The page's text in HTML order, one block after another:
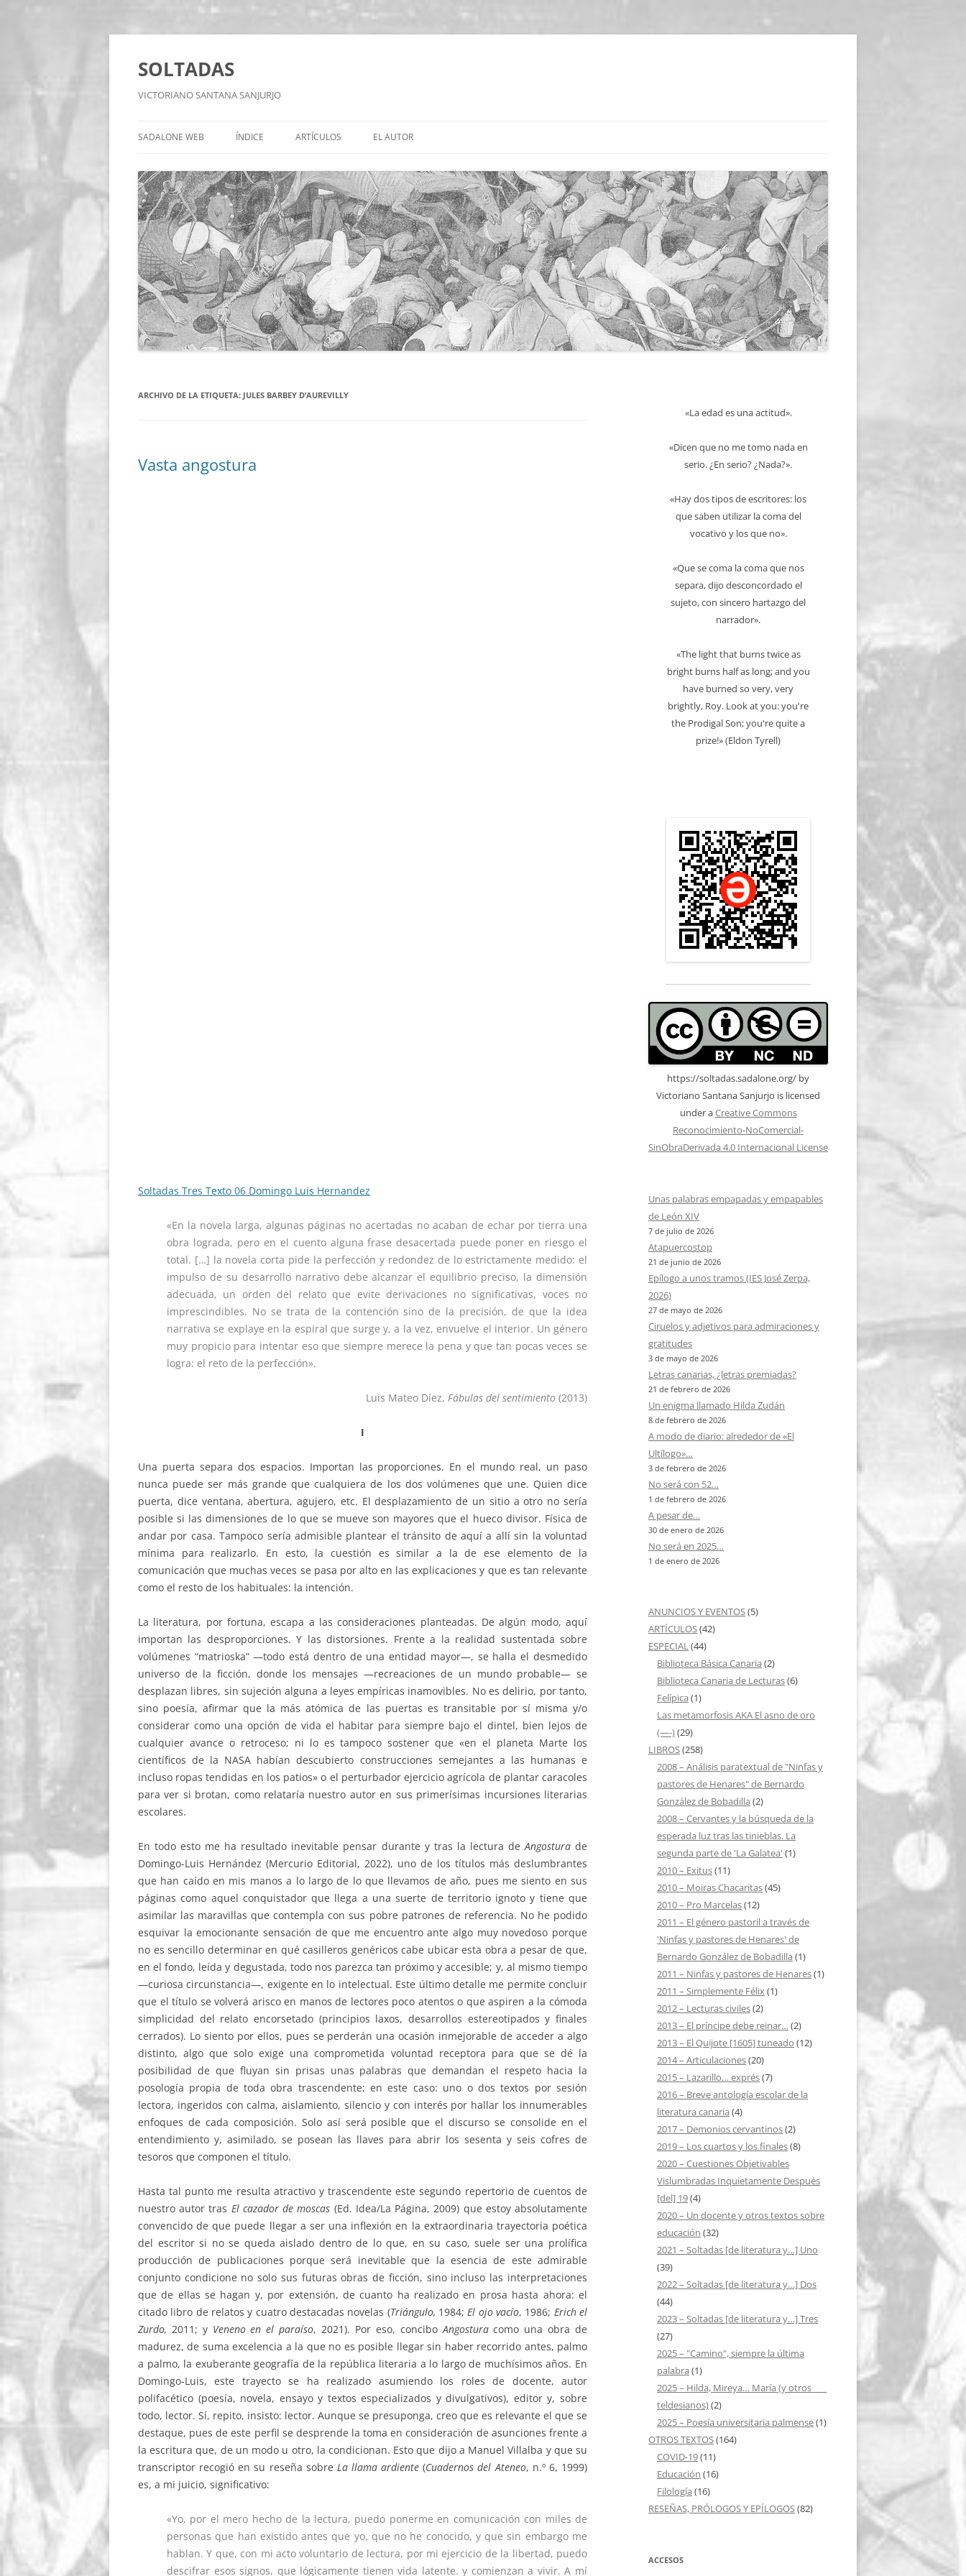
Saltar
SOLTADAS
VICTORIANO SANTANA SANJURJO
SADALONE WEB ÍNDICE ARTÍCULOS EL AUTOR
ARCHIVO DE LA ETIQUETA: JULES BARBEY D’AUREVILLY
Vasta angostura
Soltadas Tres Texto 06 Domingo Luis Hernandez
«En la novela larga, algunas páginas no acertadas no acaban de echar por tierra una
obra lograda, pero en el cuento alguna frase desacertada puede poner en riesgo el
total. […] la novela corta pide la perfección y redondez de lo estrictamente medido: el
impulso de su desarrollo narrativo debe alcanzar el equilibrio preciso, la dimensión
adecuada, un orden del relato que evite derivaciones no significativas, voces no
imprescindibles. No se trata de la contención sino de la precisión, de que la idea
narrativa se explaye en la espiral que surge y, a la vez, envuelve el interior. Un género
muy propicio para intentar eso que siempre merece la pena y que tan pocas veces se
logra: el reto de la perfección».
Luis Mateo Díez, Fábulas del sentimiento (2013)
I
Una puerta separa dos espacios. Importan las proporciones. En el mundo real, un paso
nunca puede ser más grande que cualquiera de los dos volúmenes que une. Quien dice
puerta, dice ventana, abertura, agujero, etc. El desplazamiento de un sitio a otro no sería
posible si las dimensiones de lo que se mueve son mayores que el hueco divisor. Física de
andar por casa. Tampoco sería admisible plantear el tránsito de aquí a allí sin la voluntad
mínima para realizarlo. En esto, la cuestión es similar a la de ese elemento de la
comunicación que muchas veces se pasa por alto en las explicaciones y que es tan relevante
como el resto de los habituales: la intención.
La literatura, por fortuna, escapa a las consideraciones planteadas. De algún modo, aquí
importan las desproporciones. Y las distorsiones. Frente a la realidad sustentada sobre
volúmenes “matrioska” —todo está dentro de una entidad mayor—, se halla el desmedido
universo de la ficción, donde los mensajes —recreaciones de un mundo probable— se
desplazan libres, sin sujeción alguna a leyes empíricas inamovibles. No es delirio, por tanto,
sino poesía, afirmar que la más atómica de las puertas es transitable por sí misma y/o
considerar como una opción de vida el habitar para siempre bajo el dintel, bien lejos de
cualquier avance o retroceso; ni lo es tampoco sostener que «en el planeta Marte los
científicos de la NASA habían descubierto construcciones semejantes a las humanas e
incluso ropas tendidas en los patios» o el perturbador ejercicio agrícola de plantar caracoles
para ver si brotan, como relataría nuestro autor en sus primerísimas incursiones literarias
escolares.
En todo esto me ha resultado inevitable pensar durante y tras la lectura deAngostura de
Domingo-Luis Hernández (Mercurio Editorial, 2022), uno de los títulos más deslumbrantes
que han caído en mis manos a lo largo de lo que llevamos de año, pues me siento en sus
páginas como aquel conquistador que llega a una suerte de territorio ignoto y tiene que
asimilar las maravillas que contempla con sus pobre patrones de referencia. No he podido
esquivar la emocionante sensación de que me encuentro ante algo muy novedoso porque
no es sencillo determinar en qué casilleros genéricos cabe ubicar esta obra a pesar de que,
en el fondo, leída y degustada, todo nos parezca tan próximo y accesible; y, al mismo tiempo
—curiosa circunstancia—, exigente en lo intelectual. Este último detalle me permite concluir
que el título se volverá arisco en manos de lectores poco atentos o que aspiren a la cómoda
simplicidad del relato encorsetado (principios laxos, desarrollos estereotipados y finales
cerrados). Lo siento por ellos, pues se perderán una ocasión inmejorable de acceder a algo
distinto, algo que solo exige una comprometida voluntad receptora para que se dé la
posibilidad de que fluyan sin prisas unas palabras que demandan el respeto hacia la
posología propia de toda obra trascendente; en este caso: uno o dos textos por sesión
lectora, ingeridos con calma, aislamiento, silencio y con interés por hallar los innumerables
enfoques de cada composición. Solo así será posible que el discurso se consolide en el
entendimiento y, asimilado, se posean las llaves para abrir los sesenta y seis cofres de
tesoros que componen el título.
Hasta tal punto me resulta atractivo y trascendente este segundo repertorio de cuentos de
nuestro autor tras El cazador de moscas (Ed. Idea/La Página, 2009) que estoy absolutamente
convencido de que puede llegar a ser una inflexión en la extraordinaria trayectoria poética
del escritor si no se queda aislado dentro de lo que, en su caso, suele ser una prolífica
producción de publicaciones porque será inevitable que la esencia de este admirable
conjunto condicione no solo sus futuras obras de ficción, sino incluso las interpretaciones
que de ellas se hagan y, por extensión, de cuanto ha realizado en prosa hasta ahora: el
citado libro de relatos y cuatro destacadas novelas (Triángulo, 1984;El ojo vacío, 1986; Erich el
Zurdo, 2011; y Veneno en el paraíso, 2021). Por eso, conciboAngosturacomo una obra de
madurez, de suma excelencia a la que no es posible llegar sin haber recorrido antes, palmo
a palmo, la exuberante geografía de la república literaria a lo largo de muchísimos años. En
Domingo-Luis, este trayecto se ha realizado asumiendo los roles de docente, autor
polifacético (poesía, novela, ensayo y textos especializados y divulgativos), editor y, sobre
todo, lector. Sí, repito, insisto: lector. Aunque se presuponga, creo que es relevante el que se
destaque, pues de este perfil se desprende la toma en consideración de asunciones frente a
la escritura que, de un modo u otro, la condicionan. Esto que dijo a Manuel Villalba y que su
transcriptor recogió en su reseña sobre La llama ardiente (Cuadernos del Ateneo, n.º 6, 1999)
es, a mi juicio, significativo:
«Yo, por el mero hecho de la lectura, puedo ponerme en comunicación con miles de
personas que han existido antes que yo, que no he conocido, y que sin embargo me
hablan. Y que, con mi acto voluntario de lectura, por mi ejercicio de la libertad, puedo
descifrar esos signos, que lógicamente tienen vida latente. y comienzan a vivir. A mí
«La edad es una actitud».
«Dicen que no me tomo nada en
serio. ¿En serio? ¿Nada?».
«Hay dos tipos de escritores: los
que saben utilizar la coma del
vocativo y los que no».
«Que se coma la coma que nos
separa, dijo desconcordado el
sujeto, con sincero hartazgo del
narrador».
«The light that burns twice as
bright burns half as long; and you
have burned so very, very
brightly, Roy. Look at you: you're
the Prodigal Son; you're quite a
prize!» (Eldon Tyrell)
https://soltadas.sadalone.org/ by
Victoriano Santana Sanjurjo is licensed
under aCreative Commons
Reconocimiento-NoComercial-
SinObraDerivada 4.0 Internacional License
Unas palabras empapadas y empapables
de León XIV
7 de julio de 2026
Atapuercostop
21 de junio de 2026
Epílogo a unos tramos (IES José Zerpa,
2026)
27 de mayo de 2026
Ciruelos y adjetivos para admiraciones y
gratitudes
3 de mayo de 2026
Letras canarias, ¿letras premiadas?
21 de febrero de 2026
Un enigma llamado Hilda Zudán
8 de febrero de 2026
A modo de diario: alrededor de «El
Ultílogo»…
3 de febrero de 2026
No será con 52…
1 de febrero de 2026
A pesar de…
30 de enero de 2026
No será en 2025…
1 de enero de 2026
ANUNCIOS Y EVENTOS(5)
ARTÍCULOS(42)
ESPECIAL(44)
Biblioteca Básica Canaria (2)
Biblioteca Canaria de Lecturas(6)
Felípica (1)
Las metamorfosis AKA El asno de oro
(—-)(29)
LIBROS(258)
2008 – Análisis paratextual de "Ninfas y
pastores de Henares" de Bernardo
González de Bobadilla (2)
2008 – Cervantes y la búsqueda de la
esperada luz tras las tinieblas. La
segunda parte de 'La Galatea' (1)
2010 – Exitus(11)
2010 – Moiras Chacaritas(45)
2010 – Pro Marcelas(12)
2011 – El género pastoril a través de
'Ninfas y pastores de Henares' de
Bernardo González de Bobadilla (1)
2011 – Ninfas y pastores de Henares(1)
2011 – Simplemente Félix(1)
2012 – Lecturas civiles(2)
2013 – El príncipe debe reinar… (2)
2013 – El Quijote [1605] tuneado (12)
2014 – Articulaciones(20)
2015 – Lazarillo… exprés(7)
2016 – Breve antología escolar de la
literatura canaria (4)
2017 – Demonios cervantinos(2)
2019 – Los cuartos y los finales(8)
2020 – Cuestiones Objetivables
Vislumbradas Inquietamente Después
[del] 19(4)
2020 – Un docente y otros textos sobre
educación (32)
2021 – Soltadas [de literatura y…] Uno
(39)
2022 – Soltadas [de literatura y…] Dos
(44)
2023 – Soltadas [de literatura y…] Tres
(27)
2025 – "Camino", siempre la última
palabra (1)
2025 – Hilda, Mireya… María (y otros ___
teldesianos)(2)
2025 – Poesía universitaria palmense(1)
OTROS TEXTOS(164)
COVID-19(11)
Educación (16)
Filología (16)
RESEÑAS, PRÓLOGOS Y EPÍLOGOS(82)
ACCESOS